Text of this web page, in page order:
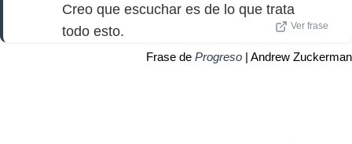
Creo que escuchar es de lo que trata
todo esto.
Ver frase
Frase de Progreso | Andrew Zuckerman